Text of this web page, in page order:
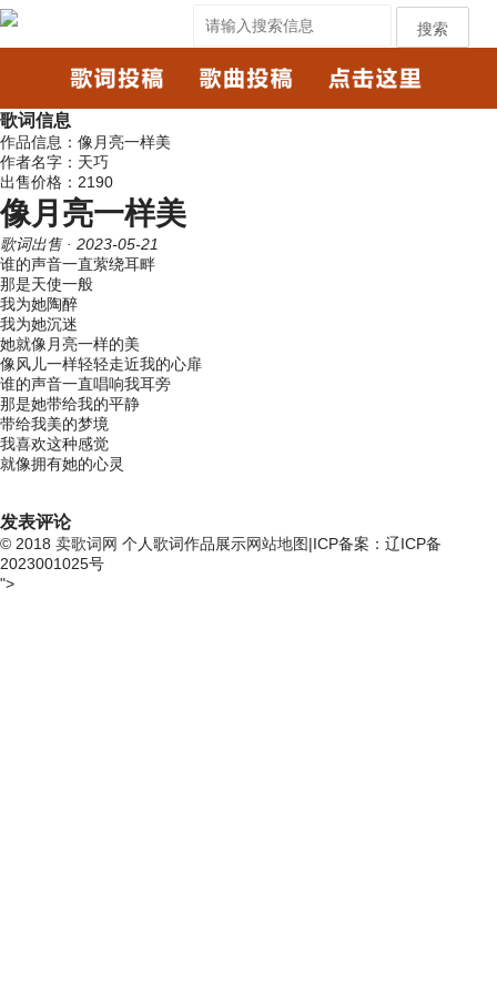
搜索
歌词信息
作品信息：像月亮一样美
作者名字：天巧
出售价格：2190
像月亮一样美
歌词出售· 2023-05-21
谁的声音一直萦绕耳畔
那是天使一般
我为她陶醉
我为她沉迷
她就像月亮一样的美
像风儿一样轻轻走近我的心扉
谁的声音一直唱响我耳旁
那是她带给我的平静
带给我美的梦境
我喜欢这种感觉
就像拥有她的心灵
发表评论
© 2018 卖歌词网 个人歌词作品展示网站地图|ICP备案：辽ICP备
2023001025号
">